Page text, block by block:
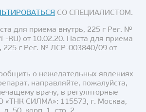
СО СПЕЦИАЛИСТОМ.
для приема внутрь, 225 г Рег. №
от 10.02.20. Паста для приема
225 г Рег. № ЛСР-003840/09 от
о нежелательных явлениях
направляйте, пожалуйста,
врачу, в регуляторные
«ТНК СИЛМА»: 115573, г. Москва,